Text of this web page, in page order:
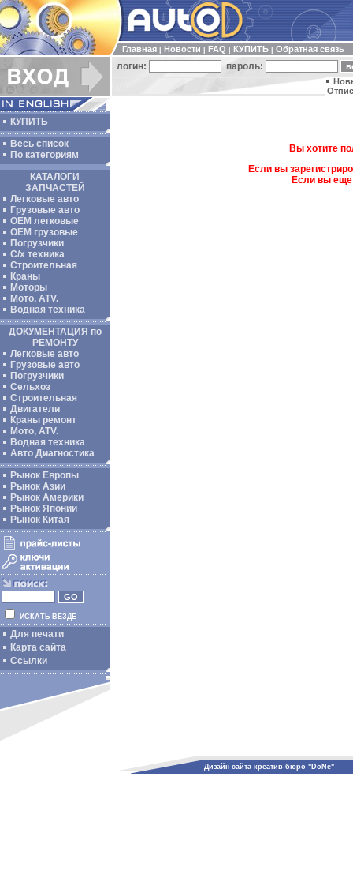
Главная Новости FAQ КУПИТЬ Обратная связь
логин: пароль:
КУПИТЬ
Весь список
По категориям
КАТАЛОГИ
ЗАПЧАСТЕЙ
Легковые авто
Грузовые авто
ОЕМ легковые
OEM грузовые
Погрузчики
С/х техника
Строительная
Краны
Моторы
Мото, ATV.
Водная техника
ДОКУМЕНТАЦИЯ по
РЕМОНТУ
Легковые авто
Грузовые авто
Погрузчики
Сельхоз
Строительная
Двигатели
Краны ремонт
Мото, ATV.
Водная техника
Авто Диагностика
Рынок Европы
Рынок Азии
Рынок Америки
Рынок Японии
Рынок Китая
ИСКАТЬ ВЕЗДЕ
Для печати
Карта сайта
Ссылки
Вы хотите
Если вы
Если вы еще
Дизайн сайта креатив-бюро "DoNe"